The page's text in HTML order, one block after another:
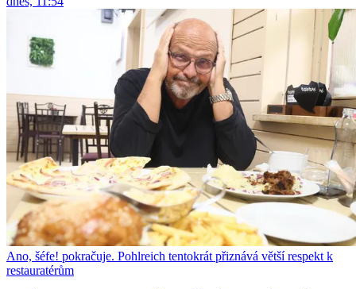
Ano, šéfe! pokračuje. Pohlreich tentokrát přiznává větší respekt k
restauratérům